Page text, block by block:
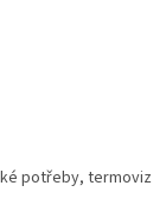
potřeby, termoviz